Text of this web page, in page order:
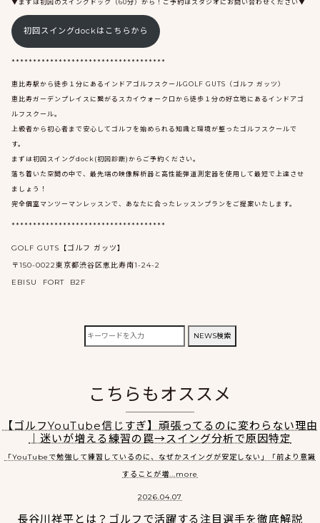
▼まずは初回のスイングドック（60分）から！ご予約はスタジオにお問い合わせください▼
初回スイングdockはこちらから
************************************
恵比寿駅から徒歩１分にあるインドアゴルフスクールGOLF GUTS（ゴルフ ガッツ）
恵比寿ガーデンプレイスに繋がるスカイウォーク口から徒歩１分の好立地にあるインドアゴ
ルフスクール。
上級者から初心者まで安心してゴルフを始められる知識と環境が整ったゴルフスクールで
す。
まずは初回スイングdock(初回診断)からご予約ください。
落ち着いた空間の中で、最先端の映像解析器と高性能弾道測定器を使用して最短で上達させ
ましょう！
完全個室マンツーマンレッスンで、あなたに合ったレッスンプランをご提案いたします。
************************************
GOLF GUTS【ゴルフ ガッツ】
〒150-0022東京都渋谷区恵比寿南1-24-2
EBISU FORT B2F
検
索:
NEWS検索
こちらもオススメ
【ゴルフYouTube信じすぎ】頑張ってるのに変わらない理由
｜迷いが増える練習の罠→スイング分析で原因特定
「YouTubeで勉強して練習しているのに、なぜかスイングが安定しない」「前より意識
することが増...more
2026.04.07
長谷川祥平とは？ゴルフで活躍する注目選手を徹底解説